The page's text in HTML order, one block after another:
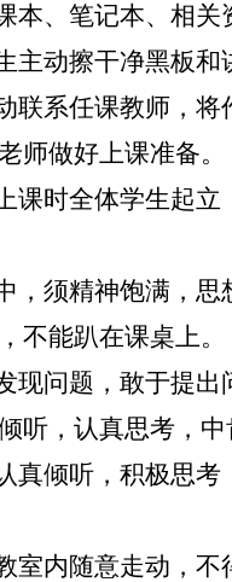
本、笔记本、相关
主动擦干净黑板和
联系任课教师，
师做好上课准备。
课时全体学生起立
，须精神饱满，
不能趴在课桌上。
现问题，敢于提
听，认真思考，中
真倾听，积极思
室内随意走动，